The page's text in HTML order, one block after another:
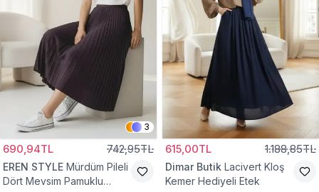
3
690,94TL 742,95TL
EREN STYLE Mürdüm Pileli
Dört Mevsim Pamuklu
615,00TL 1.188,85TL
Dimar Butik Lacivert Kloş
Kemer Hediyeli Etek